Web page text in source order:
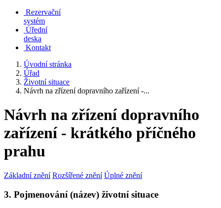
Rezervační
systém
Úřední
deska
Kontakt
Úvodní stránka
Úřad
Životní situace
Návrh na zřízení dopravního zařízení -...
Návrh na zřízení dopravního
zařízení - krátkého příčného
prahu
Základní znění Rozšířené znění Úplné znění
3. Pojmenování (název) životní situace